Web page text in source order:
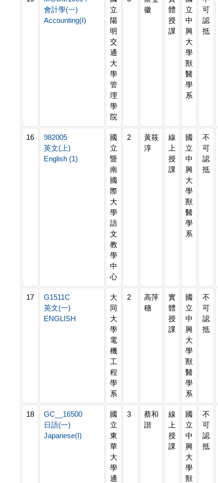
會計學(一)
Accounting(I)
立
陽
明
交
通
大
學
管
理
學
院
徽
體
授
課
立
中
興
大
學
獸
醫
學
系
可
認
抵
16
982005
英文(上)
English (1)
國
立
暨
南
國
際
大
學
語
文
教
學
中
心
2
黃筱
淳
線
上
授
課
國
立
中
興
大
學
獸
醫
學
系
不
可
認
抵
17
G1511C
英文(一)
ENGLISH
大
同
大
學
電
機
工
程
學
系
2
高萍
穗
實
體
授
課
國
立
中
興
大
學
獸
醫
學
系
不
可
認
抵
18
GC__16500
日語(一)
Japanese(I)
國
立
東
華
大
學
通
3
蔡和
諧
線
上
授
課
國
立
中
興
大
學
獸
不
可
認
抵